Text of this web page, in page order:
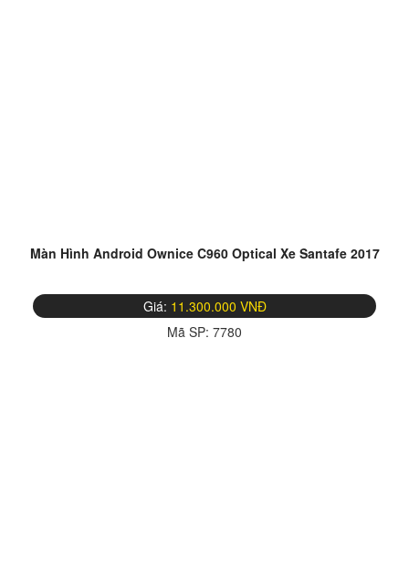
Màn Hình Android Ownice C960 Optical Xe Santafe 2017
Giá: 11.300.000 VNĐ
Mã SP: 7780